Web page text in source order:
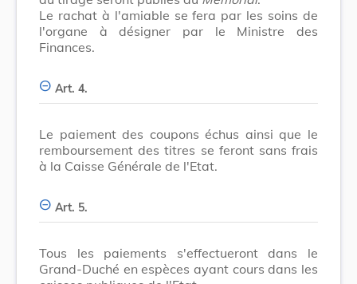
Le rachat à l'amiable se fera par les soins de
l'organe à désigner par le Ministre des
Finances.
Art. 4.
Le paiement des coupons échus ainsi que le
remboursement des titres se feront sans frais
à la Caisse Générale de l'Etat.
Art. 5.
Tous les paiements s'effectueront dans le
Grand-Duché en espèces ayant cours dans les